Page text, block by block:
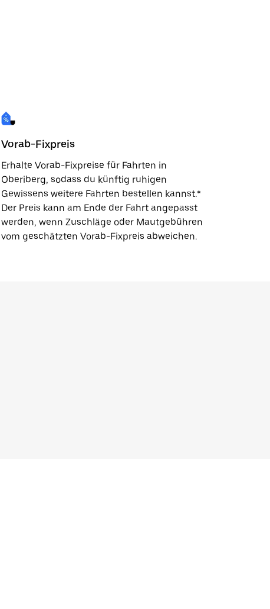
Vorab-Fixpreis
Erhalte Vorab-Fixpreise für Fahrten in
Oberiberg, sodass du künftig ruhigen
Gewissens weitere Fahrten bestellen kannst.*
Der Preis kann am Ende der Fahrt angepasst
werden, wenn Zuschläge oder Mautgebühren
vom geschätzten Vorab-Fixpreis abweichen.